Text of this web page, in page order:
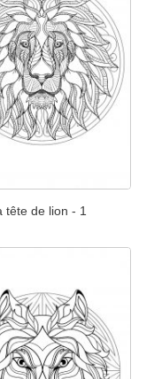
tête de lion - 1